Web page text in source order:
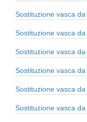
Sostituzione vasca
Sostituzione vasca
Sostituzione vasca
Sostituzione vasca
Sostituzione vasca
Sostituzione vasca